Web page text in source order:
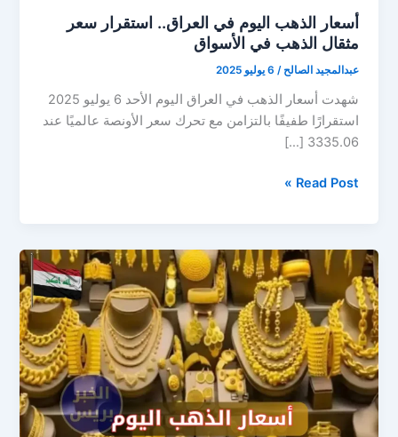
أسعار الذهب اليوم في العراق.. استقرار سعر
مثقال الذهب في الأسواق
عبدالمجيد الصالح/ 6 يوليو 2025
شهدت أسعار الذهب في العراق اليوم الأحد 6 يوليو 2025
استقرارًا طفيفًا بالتزامن مع تحرك سعر الأونصة عالميًا عند
3335.06 […]
أسعار
في
العراق..
استقرار
سعر
مثقال
الذهب
في
الأسواق
Read Post »